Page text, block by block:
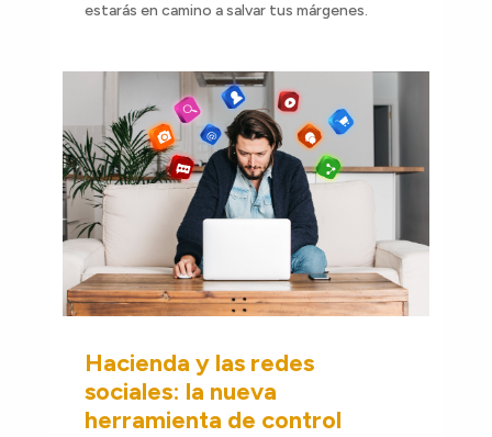
estarás en camino a salvar tus márgenes.
Hacienda y las redes
sociales: la nueva
herramienta de control